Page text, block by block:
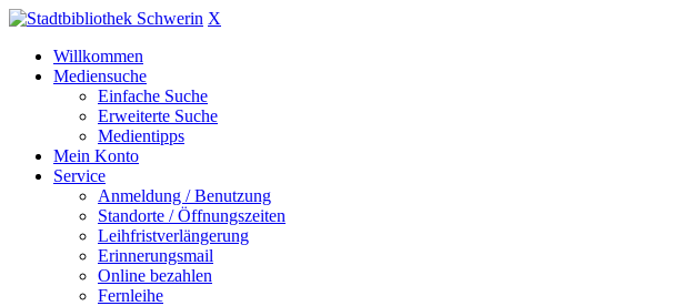
X
Willkommen
Mediensuche
Einfache Suche
Erweiterte Suche
Medientipps
Mein Konto
Service
Anmeldung / Benutzung
Standorte / Öffnungszeiten
Leihfristverlängerung
Erinnerungsmail
Online bezahlen
Fernleihe